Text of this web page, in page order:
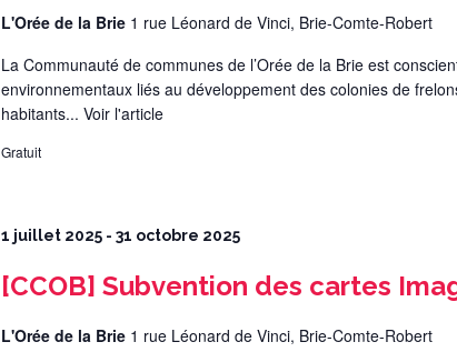
L'Orée de la Brie 1 rue Léonard de Vinci, Brie-Comte-Robert
La Communauté de communes de l’Orée de la Brie est
environnementaux liés au développement des colonies de
habitants... Voir l'article
Gratuit
1 juillet 2025- 31 octobre 2025
[CCOB] Subvention des cartes
L'Orée de la Brie 1 rue Léonard de Vinci, Brie-Comte-Robert